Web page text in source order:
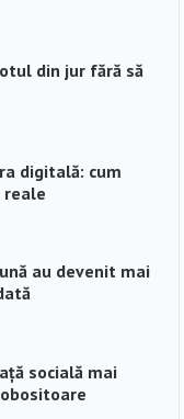
din jur fără să
digitală: cum
reale
au devenit mai
socială mai